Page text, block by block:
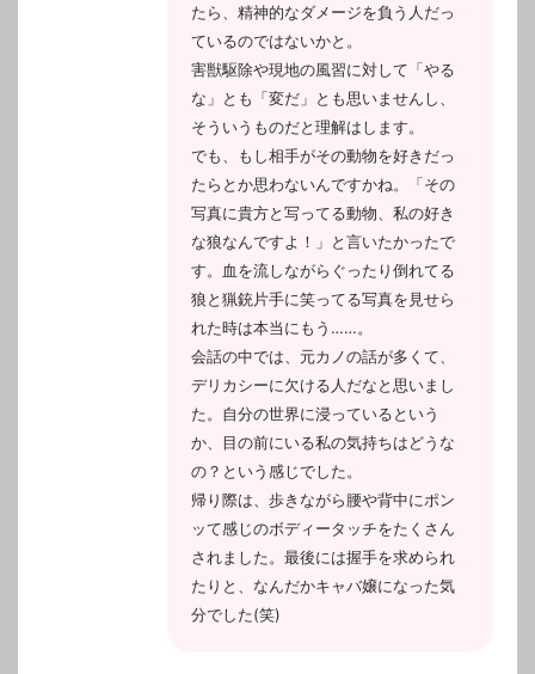
たら、精神的なダメージを負う人だっ
ているのではないかと。
害獣駆除や現地の風習に対して「やる
な」とも「変だ」とも思いませんし、
そういうものだと理解はします。
でも、もし相手がその動物を好きだっ
たらとか思わないんですかね。「その
写真に貴方と写ってる動物、私の好き
な狼なんですよ！」と言いたかったで
す。血を流しながらぐったり倒れてる
狼と猟銃片手に笑ってる写真を見せら
れた時は本当にもう……。
会話の中では、元カノの話が多くて、
デリカシーに欠ける人だなと思いまし
た。自分の世界に浸っているという
か、目の前にいる私の気持ちはどうな
の？という感じでした。
帰り際は、歩きながら腰や背中にポン
ッて感じのボディータッチをたくさん
されました。最後には握手を求められ
たりと、なんだかキャバ嬢になった気
分でした(笑)